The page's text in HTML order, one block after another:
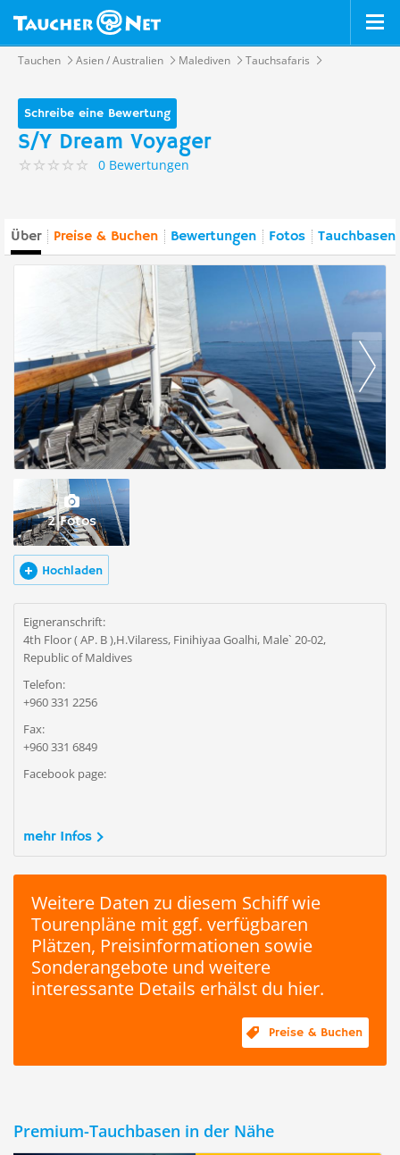
Tauchen Asien / Australien Malediven Tauchsafaris
Schreibe eine Bewertung
S/Y Dream Voyager
0 Bewertungen
Über Preise & Buchen Bewertungen Fotos
2 Fotos
Hochladen
Eigneranschrift:
4th Floor ( AP. B ),H.Vilaress, Finihiyaa Goalhi, Male` 20-02,
Republic of Maldives
Telefon:
+960 331 2256
Fax:
+960 331 6849
Facebook page:
mehr Infos
Weitere Daten zu diesem Schiff wie
Tourenpläne mit ggf. verfügbaren
Plätzen, Preisinformationen sowie
Sonderangebote und weitere
interessante Details erhälst du hier.
Preise & Buchen
Premium-Tauchbasen in der Nähe